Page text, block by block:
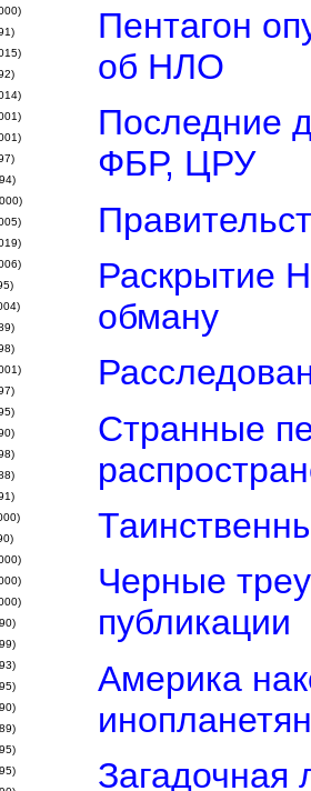
Пентагон
об НЛО
Последние
ФБР, ЦРУ
Раскрытие
обману
Странные
Черные
публикации
Америка
инопланетян
Загадочная